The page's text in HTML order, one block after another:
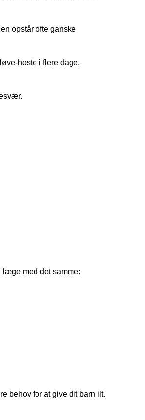
opstår ofte ganske
hoste i flere dage.
læge med det samme:
behov for at give dit barn ilt.